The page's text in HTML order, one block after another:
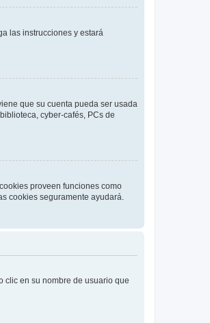
las instrucciones y estará
que su cuenta pueda ser usada
cyber-cafés, PCs de
proveen funciones como
cookies seguramente ayudará.
clic en su nombre de usuario que